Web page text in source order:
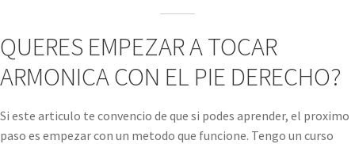
QUERES EMPEZAR A TOCAR
ARMONICA CON EL PIE DERECHO?
Si este articulo te convencio de que si podes aprender, el proximo
paso es empezar con un metodo que funcione. Tengo un curso